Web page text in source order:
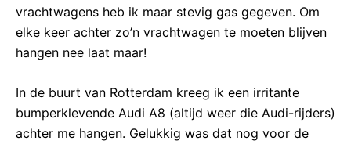
vrachtwagens heb ik maar stevig gas gegeven. Om
elke keer achter zo’n vrachtwagen te moeten blijven
hangen nee laat maar!
In de buurt van Rotterdam kreeg ik een irritante
bumperklevende Audi A8 (altijd weer die Audi-rijders)
achter me hangen. Gelukkig was dat nog voor de